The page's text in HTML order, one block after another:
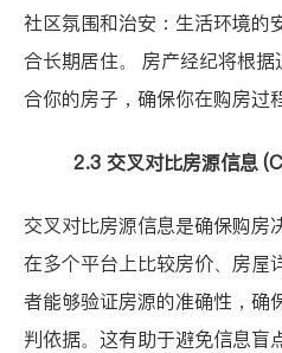
社区氛围和治安：生活环境的
合长期居住。 房产经纪将根
合你的房子，确保你在购房过
2.3 交叉对比房源信息
交叉对比房源信息是确保购房
在多个平台上比较房价、房屋
者能够验证房源的准确性，确
判依据。这有助于避免信息盲